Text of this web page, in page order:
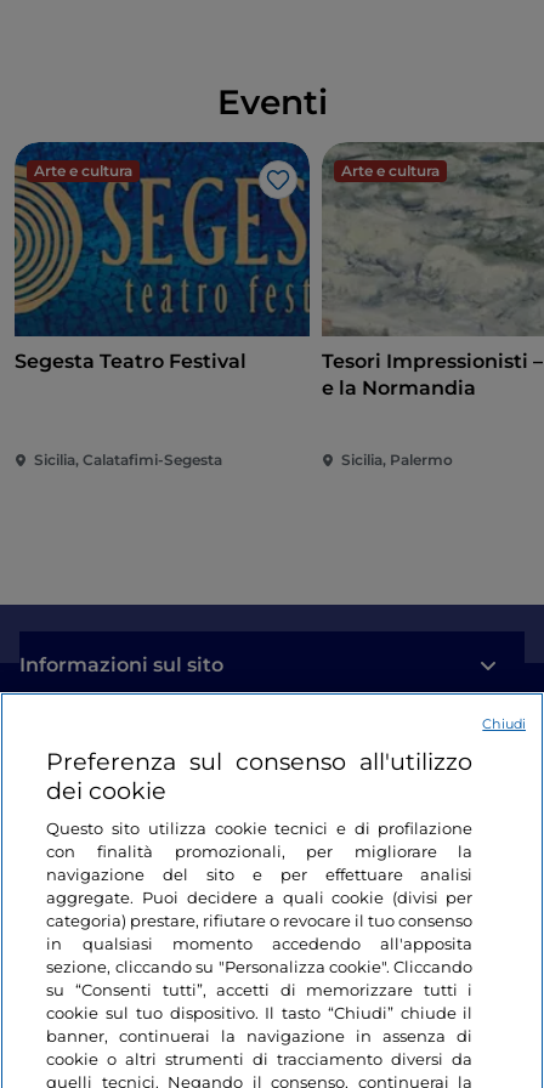
di ceramica, sfilate in costumi tradizionali e balli
folkloristici per scoprire l’anima autentica di questo
territorio. Il tour si chiude aRagusa, una città dalla
duplice anima: da un lato la città vecchia e dall’altro
la parte superiore, più moderna, ricostruita in seguito
al terremoto, tra punti panoramici, viuzze lastricate e
le colonne degli splendidi palazzi barocchi.
Per scoprire le cantine del Movimento Turismo del
Vino Sicilia vai su:https://movimentoturismovino.it/
Eventi
Arte e cultura
Like
Segesta Teatro Festival
Sicilia, Calatafimi-Segesta
Arte e cultura
Tesori Impressionisti
e la Normandia
Sicilia, Palermo
Informazioni sul sito
Login
Restiamo in contatto
Preferenza sul consenso all'utilizzo
dei cookie
Questo sito utilizza cookie tecnici e di profilazione
con finalità promozionali, per migliorare la
navigazione del sito e per effettuare analisi
aggregate. Puoi decidere a quali cookie (divisi per
categoria) prestare, rifiutare o revocare il tuo consenso
in qualsiasi momento accedendo all'apposita
sezione, cliccando su "Personalizza cookie". Cliccando
su “Consenti tutti”, accetti di memorizzare tutti i
cookie sul tuo dispositivo. Il tasto “Chiudi” chiude il
banner, continuerai la navigazione in assenza di
cookie o altri strumenti di tracciamento diversi da
quelli tecnici. Negando il consenso, continuerai la
Chiudi